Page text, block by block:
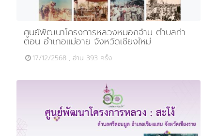
ศูนย์พัฒนาโครงการหลวงหมอกจ๋าม ตำบลท่า
ตอน อำเภอแม่อาย จังหวัดเชียงใหม่
17/12/2568 , อ่าน 393 ครั้ง